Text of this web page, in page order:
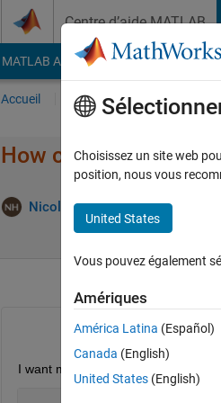
Centre d’aide MATLAB
MATLAB Answers File Exchange
Accueil Poser une question
How can I define a
Nicole 13 Août 2018
I want my script to create new
Choisissez un site web
position, nous vous
United States
Vous pouvez également
Amériques
América Latina (Español)
Canada (English)
United States (English)